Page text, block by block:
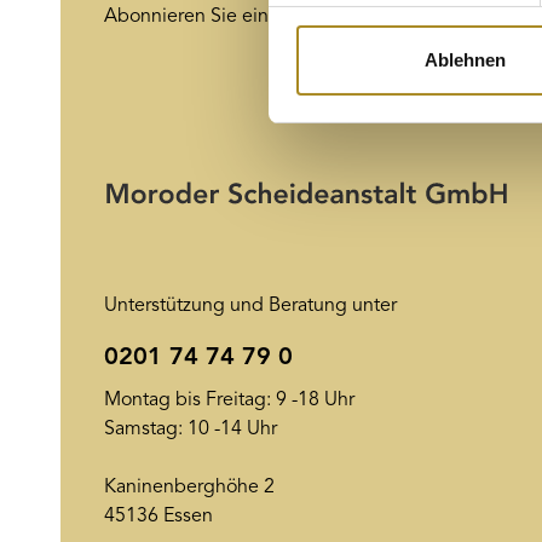
Wir verwenden Cookies,
und die Zugriffe auf unsere
Ablehnen
Abonnieren Sie einfach unseren Newsletter und
Unterstützung und Beratung unter
0201 74 74 79 0
Montag bis Freitag: 9 -18 Uhr
Samstag: 10 -14 Uhr
Kaninenberghöhe 2
45136 Essen